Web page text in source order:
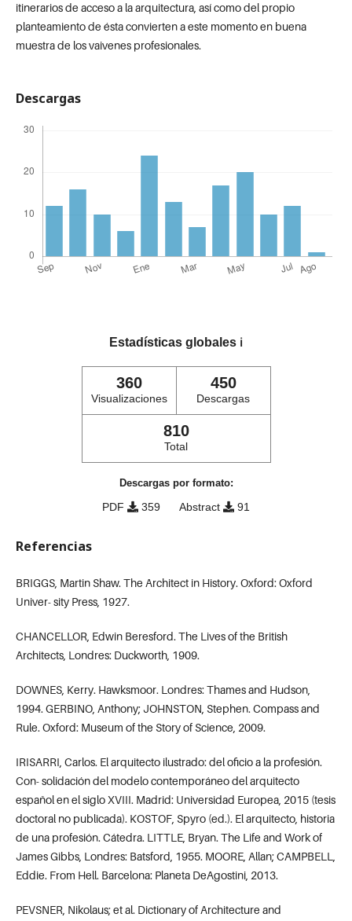
itinerarios de acceso a la arquitectura, así como del propio
planteamiento de ésta convierten a este momento en buena
muestra de los vaivenes profesionales.
Descargas
Estadísticas globales ℹ️
360
Visualizaciones
450
Descargas
810
Total
Descargas por formato:
PDF 359 Abstract 91
Referencias
BRIGGS, Martin Shaw. The Architect in History. Oxford: Oxford
Univer- sity Press, 1927.
CHANCELLOR, Edwin Beresford. The Lives of the British
Architects, Londres: Duckworth, 1909.
DOWNES, Kerry. Hawksmoor. Londres: Thames and Hudson,
1994. GERBINO, Anthony; JOHNSTON, Stephen. Compass and
Rule. Oxford: Museum of the Story of Science, 2009.
IRISARRI, Carlos. El arquitecto ilustrado: del oficio a la profesión.
Con- solidación del modelo contemporáneo del arquitecto
español en el siglo XVIII. Madrid: Universidad Europea, 2015 (tesis
doctoral no publicada). KOSTOF, Spyro (ed.). El arquitecto, historia
de una profesión. Cátedra. LITTLE, Bryan. The Life and Work of
James Gibbs, Londres: Batsford, 1955. MOORE, Allan; CAMPBELL,
Eddie. From Hell. Barcelona: Planeta DeAgostini, 2013.
PEVSNER, Nikolaus; et al. Dictionary of Architecture and